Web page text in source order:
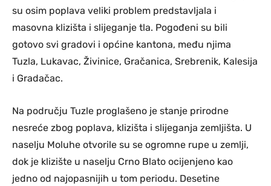
su osim poplava veliki problem predstavljala i
masovna klizišta i slijeganje tla. Pogođeni su bili
gotovo svi gradovi i općine kantona, među njima
Tuzla, Lukavac, Živinice, Gračanica, Srebrenik, Kalesija
i Gradačac.
Na području Tuzle proglašeno je stanje prirodne
nesreće zbog poplava, klizišta i slijeganja zemljišta. U
naselju Moluhe otvorile su se ogromne rupe u zemlji,
dok je klizište u naselju Crno Blato ocijenjeno kao
jedno od najopasnijih u tom periodu. Desetine